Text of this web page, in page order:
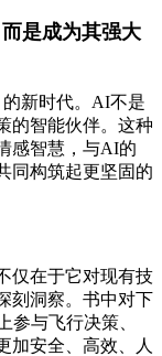
是成为其强大
的新时代。AI不是
的智能伙伴。这种
感智慧，与AI的
同构筑起更坚固的
仅在于它对现有技
刻洞察。书中对下
参与飞行决策、
加安全、高效、人